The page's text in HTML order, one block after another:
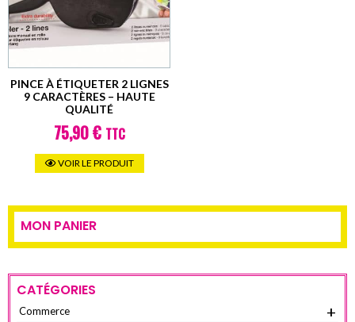
PINCE À ÉTIQUETER 2 LIGNES
9 CARACTÈRES – HAUTE
QUALITÉ
75,90€ TTC
VOIR LE PRODUIT
Ce
produit
plusieurs
Les
options
MON PANIER
CATÉGORIES
+
Commerce